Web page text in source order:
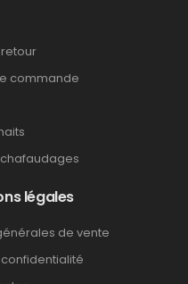
commande
légales
de vente